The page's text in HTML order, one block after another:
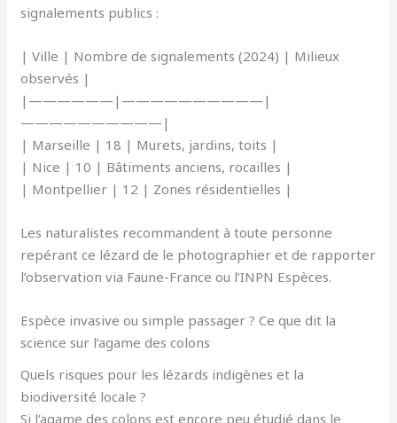
signalements publics :
| Ville | Nombre de signalements (2024) | Milieux
observés |
|——————|——————————|
——————————|
| Marseille | 18 | Murets, jardins, toits |
| Nice | 10 | Bâtiments anciens, rocailles |
| Montpellier | 12 | Zones résidentielles |
Les naturalistes recommandent à toute personne
repérant ce lézard de le photographier et de rapporter
l’observation via Faune-France ou l’INPN Espèces.
Espèce invasive ou simple passager ? Ce que dit la
science sur l’agame des colons
Quels risques pour les lézards indigènes et la
biodiversité locale ?
Si l’agame des colons est encore peu étudié dans le